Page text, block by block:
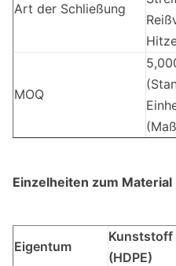
Art der Schließung
MOQ
Einzelheiten zum Material
Eigentum
Kunststoff
(HDPE)